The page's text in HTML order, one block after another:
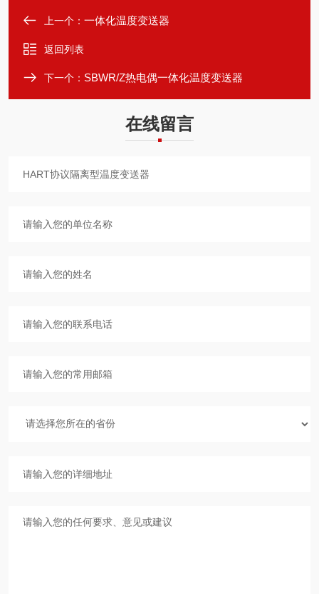
上一个： 一体化温度变送器
返回列表
下一个： SBWR/Z热电偶一体化温度变送器
在线留言